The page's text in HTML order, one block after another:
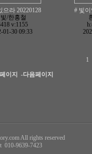
으라 20220128
/한홍철
v:1155
01-30 09:33
# 빛이
1
이지 -다음페이지
All rights reserved
010-9639-7423